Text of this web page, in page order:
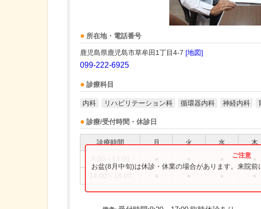
所在地・電話番号
鹿児島県鹿児島市草牟田1丁目4-7 [地図]
099-222-6925
診療科目
内科 リハビリテーション科 循環器内科 神経内科
診療/受付時間・休診日
診療時間 月 火 水 木
お盆(8月中旬)は休診・休業の場合があります。来院前